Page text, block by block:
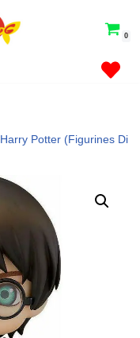
0
Harry Potter (Figurines